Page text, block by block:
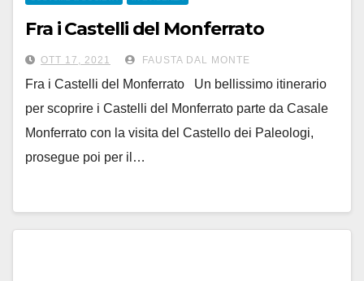
Fra i Castelli del Monferrato
OTT 17, 2021 FAUSTA DAL MONTE
Fra i Castelli del Monferrato Un bellissimo itinerario
per scoprire i Castelli del Monferrato parte da Casale
Monferrato con la visita del Castello dei Paleologi,
prosegue poi per il…